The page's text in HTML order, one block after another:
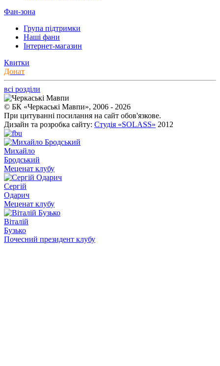
Фан-зона
Група підтримки
Наші фани
Інтернет-магазин
Квитки
Донат
всі розділи
© БК «Черкаські Мавпи», 2006 - 2026
При цитуванні посилання на сайт обов'язкове.
Дизайн та розробка сайту: Студія «SOLASS» 2012
Михайло
Бродський
Меценат клубу
Сергій
Одарич
Меценат клубу
Віталій
Бузько
Почесний президент клубу